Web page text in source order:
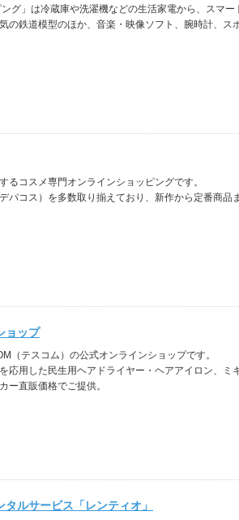
グ」は冷蔵庫や洗濯機などの生活家電から、スマー
の鉄道模型のほか、音楽・映像ソフト、腕時計、ス
るコスメ専門オンラインショッピングです。
パコス）を多数取り揃えており、新作から定番商品
ョップ
（テスコム）の公式オンラインショップです。
応用した民生用ヘアドライヤー・ヘアアイロン、ミ
ー直販価格でご提供。
ルサービス「レンティオ」